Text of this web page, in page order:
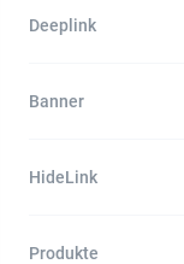
Deeplink
Banner
HideLink
Produkte